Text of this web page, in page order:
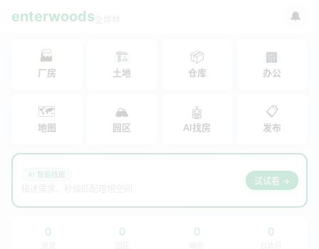
enterwoods 🔔
🏭
厂房
🏗
土地
📦
仓库
🏢
办公
🗺
地图
🏔
园区
🤖
AI找房
📋
发布
AI 智能找房
试试看 →
0 0 0 0